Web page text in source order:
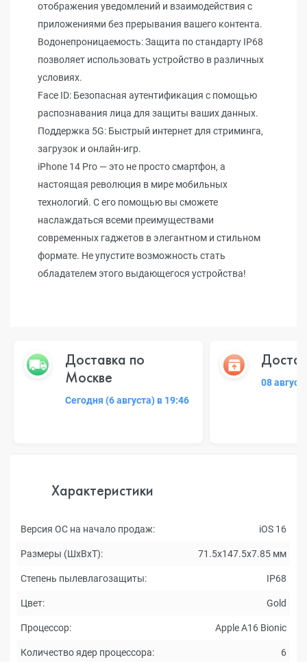
отображения уведомлений и взаимодействия с
приложениями без прерывания вашего контента.
Водонепроницаемость: Защита по стандарту IP68
позволяет использовать устройство в различных
условиях.
Face ID: Безопасная аутентификация с помощью
распознавания лица для защиты ваших данных.
Поддержка 5G: Быстрый интернет для стриминга,
загрузок и онлайн-игр.
iPhone 14 Pro — это не просто смартфон, а
настоящая революция в мире мобильных
технологий. С его помощью вы сможете
наслаждаться всеми преимуществами
современных гаджетов в элегантном и стильном
формате. Не упустите возможность стать
обладателем этого выдающегося устройства!
Доставка по
Москве
Сегодня (6 августа) в 19:46
08
Характеристики
Версия ОС на начало продаж: iOS 16
Размеры (ШxВxТ): 71.5x147.5x7.85 мм
Степень пылевлагозащиты: IP68
Цвет: Gold
Процессор: Apple A16 Bionic
Количество ядер процессора: 6